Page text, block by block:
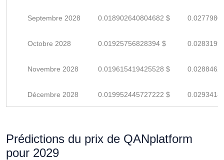
Septembre 2028 0.018902640804682 $
Octobre 2028 0.01925756828394 $
Novembre 2028 0.019615419425528 $
Décembre 2028 0.019952445727222 $
Prédictions du prix de QANplatform
pour 2029